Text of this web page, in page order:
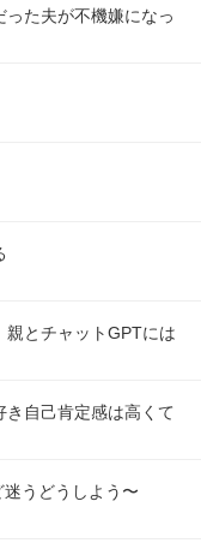
た夫が不機嫌になっ
とチャットGPTには
き自己肯定感は高くて
うどうしよう〜